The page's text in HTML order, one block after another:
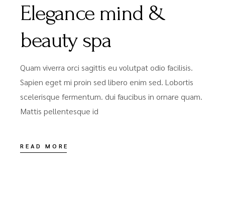
Elegance mind &
beauty spa
Quam viverra orci sagittis eu volutpat odio facilisis.
Sapien eget mi proin sed libero enim sed. Lobortis
scelerisque fermentum. dui faucibus in ornare quam.
Mattis pellentesque id
READ MORE